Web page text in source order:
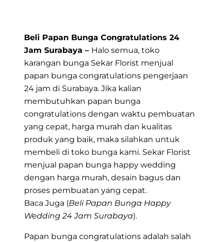
Beli Papan Bunga Congratulations 24
Jam Surabaya – Halo semua, toko
karangan bunga Sekar Florist menjual
papan bunga congratulations pengerjaan
24 jam di Surabaya. Jika kalian
membutuhkan papan bunga
congratulations dengan waktu pembuatan
yang cepat, harga murah dan kualitas
produk yang baik, maka silahkan untuk
membeli di toko bunga kami. Sekar Florist
menjual papan bunga happy wedding
dengan harga murah, desain bagus dan
proses pembuatan yang cepat.
Baca Juga (Beli Papan Bunga Happy
Wedding 24 Jam Surabaya).
Papan bunga congratulations adalah salah